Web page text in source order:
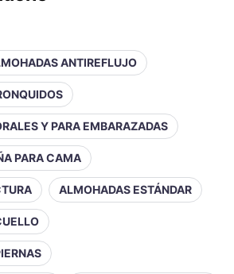
ANTIREFLUJO
Y PARA EMBARAZADAS
PARA CAMA
ALMOHADAS ESTÁNDAR